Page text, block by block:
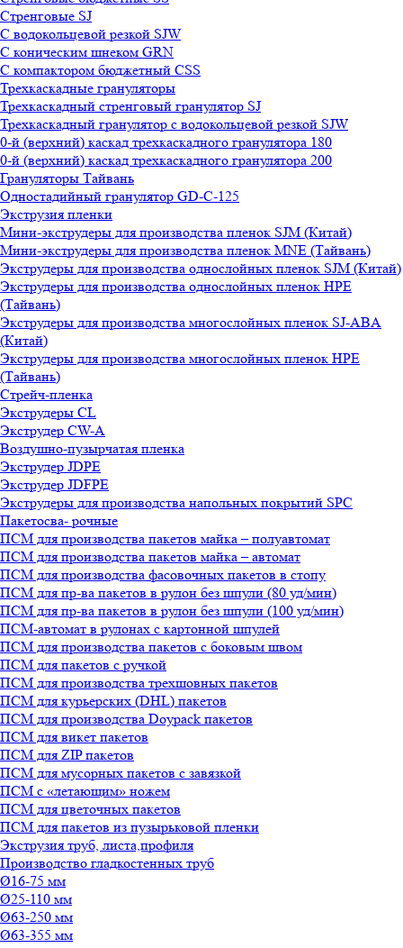
Стренговые SJ
С водокольцевой резкой SJW
С коническим шнеком GRN
С компактором бюджетный CSS
Трехкаскадные грануляторы
Трехкаскадный стренговый гранулятор SJ
Трехкаскадный гранулятор с водокольцевой резкой SJW
0-й (верхний) каскад трехкаскадного гранулятора 180
0-й (верхний) каскад трехкаскадного гранулятора 200
Грануляторы Тайвань
Одностадийный гранулятор GD-C-125
Экструзия пленки
Мини-экструдеры для производства пленок SJM (Китай)
Мини-экструдеры для производства пленок MNE (Тайвань)
Экструдеры для производства однослойных пленок SJM (Китай)
Экструдеры для производства однослойных пленок HPE
(Тайвань)
Экструдеры для производства многослойных пленок SJ-ABA
(Китай)
Экструдеры для производства многослойных пленок HPE
(Тайвань)
Стрейч-пленка
Экструдеры CL
Экструдер CW-A
Воздушно-пузырчатая пленка
Экструдер JDPE
Экструдер JDFPE
Экструдеры для производства напольных покрытий SPC
Пакетосва- рочные
ПСМ для производства пакетов майка – полуавтомат
ПСМ для производства пакетов майка – автомат
ПСМ для производства фасовочных пакетов в стопу
ПСМ для пр-ва пакетов в рулон без шпули (80 уд/мин)
ПСМ для пр-ва пакетов в рулон без шпули (100 уд/мин)
ПСМ-автомат в рулонах с картонной шпулей
ПСМ для производства пакетов с боковым швом
ПСМ для пакетов с ручкой
ПСМ для производства трехшовных пакетов
ПСМ для курьерских (DHL) пакетов
ПСМ для производства Doypack пакетов
ПСМ для викет пакетов
ПСМ для ZIP пакетов
ПСМ для мусорных пакетов с завязкой
ПСМ с «летающим» ножем
ПСМ для цветочных пакетов
ПСМ для пакетов из пузырьковой пленки
Экструзия труб, листа,профиля
Производство гладкостенных труб
Ø16-75 мм
Ø25-110 мм
Ø63-250 мм
Ø63-355 мм